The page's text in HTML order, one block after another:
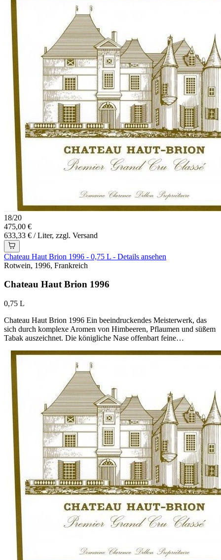
18/20
475,00 €
633,33 € / Liter, zzgl. Versand
Chateau Haut Brion 1996 - 0,75 L - Details ansehen
Rotwein, 1996, Frankreich
Chateau Haut Brion 1996
0,75 L
Chateau Haut Brion 1996 Ein beeindruckendes Meisterwerk, das
sich durch komplexe Aromen von Himbeeren, Pflaumen und süßem
Tabak auszeichnet. Die königliche Nase offenbart feine…